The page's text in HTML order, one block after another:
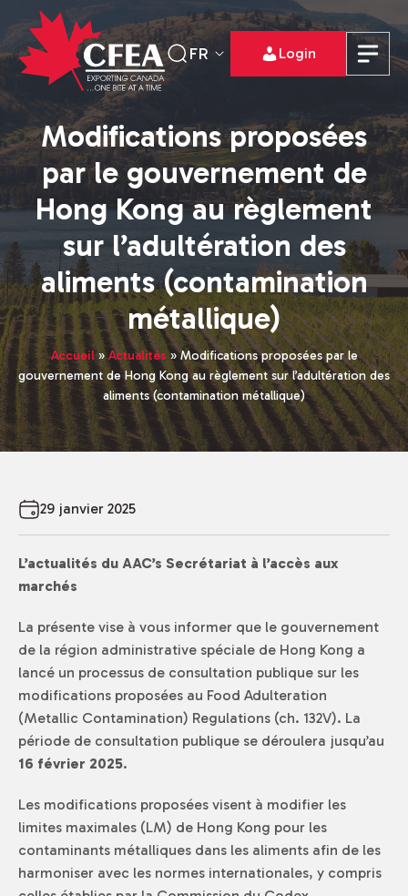
FR Login
Modifications proposées
par le gouvernement de
Hong Kong au règlement
sur l’adultération des
aliments (contamination
métallique)
Accueil»Actualités»Modifications proposées par le
gouvernement de Hong Kong au règlement sur l’adultération des
aliments (contamination métallique)
29 janvier 2025
L’actualités du AAC’s Secrétariat à l’accès aux
marchés
La présente vise à vous informer que le gouvernement
de la région administrative spéciale de Hong Kong a
lancé un processus de consultation publique sur les
modifications proposées au Food Adulteration
(Metallic Contamination) Regulations (ch. 132V). La
période de consultation publique se déroulera jusqu’au
16 février 2025.
Les modifications proposées visent à modifier les
limites maximales (LM) de Hong Kong pour les
contaminants métalliques dans les aliments afin de les
harmoniser avec les normes internationales, y compris